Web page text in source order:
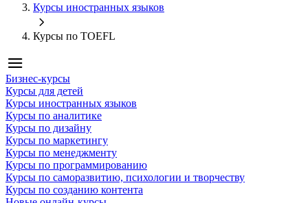
Курсы иностранных языков
Курсы по TOEFL
Бизнес-курсы
Курсы для детей
Курсы иностранных языков
Курсы по аналитике
Курсы по дизайну
Курсы по маркетингу
Курсы по менеджменту
Курсы по программированию
Курсы по саморазвитию, психологии и творчеству
Курсы по созданию контента